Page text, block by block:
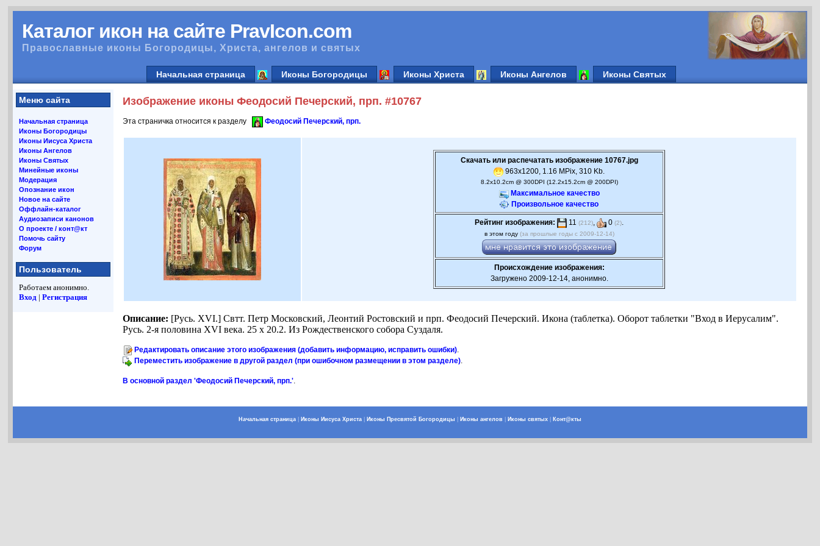
Каталог икон на сайте PravIcon.com
Православные иконы Богородицы, Христа, ангелов и святых
Начальная страница Иконы Богородицы Иконы Христа Иконы Ангелов Иконы Святых
Меню сайта
Начальная страница
Иконы Богородицы
Иконы Иисуса Христа
Иконы Ангелов
Иконы Святых
Минейные иконы
Модерация
Опознание икон
Новое на сайте
Оффлайн-каталог
Аудиозаписи канонов
О проекте / конт@кт
Помочь сайту
Форум
Пользователь
Работаем анонимно.
Вход |Регистрация
Изображение иконы Феодосий Печерский, прп. #10767
Эта страничка относится к разделу Феодосий Печерский, прп.
Скачать или распечатать изображение 10767.jpg
963x1200, 1.16 MPix, 310 Kb.
8.2x10.2cm @ 300DPI (12.2x15.2cm @ 200DPI)
Максимальное качество
Произвольное качество
Рейтинг изображения: 11(212), 0(2).
в этом году (за прошлые годы с 2009-12-14)
Происхождение изображения:
Загружено 2009-12-14, анонимно.
Описание: [Русь. XVI.] Свтт. Петр Московский, Леонтий Ростовский и прп. Феодосий Печерский. Икона (таблетка). Оборот таблетки "Вход в Иерусалим".
Русь. 2-я половина XVI века. 25 х 20.2. Из Рождественского собора Суздаля.
Редактировать описание этого изображения (добавить информацию, исправить ошибки).
Переместить изображение в другой раздел (при ошибочном размещении в этом разделе).
В основной раздел 'Феодосий Печерский, прп.'.
Начальная страница Иконы Иисуса Христа Иконы Пресвятой Богородицы Иконы ангелов Иконы святых Конт@кты